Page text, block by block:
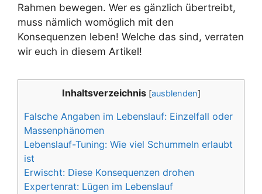
Rahmen bewegen. Wer es gänzlich übertreibt,
muss nämlich womöglich mit den
Konsequenzen leben! Welche das sind, verraten
wir euch in diesem Artikel!
Inhaltsverzeichnis [ausblenden]
Falsche Angaben im Lebenslauf: Einzelfall oder
Massenphänomen
Lebenslauf-Tuning: Wie viel Schummeln erlaubt
ist
Erwischt: Diese Konsequenzen drohen
Expertenrat: Lügen im Lebenslauf